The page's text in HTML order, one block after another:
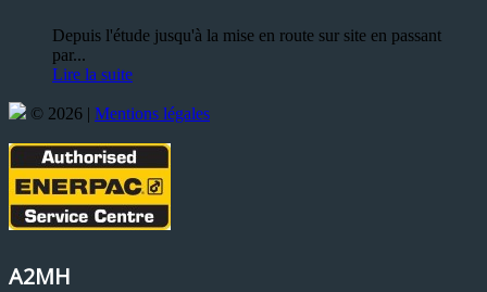
Depuis l'étude jusqu'à la mise en route sur site en passant
par...
Lire la suite
© 2026 | Mentions légales
A2MH